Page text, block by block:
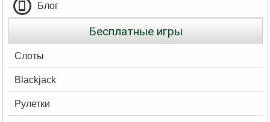
Блог
Бесплатные игры
Слоты
Blackjack
Рулетки